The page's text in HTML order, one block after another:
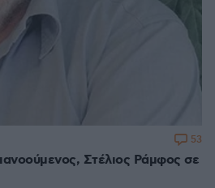
Στέλιος Ράμφος σε
53